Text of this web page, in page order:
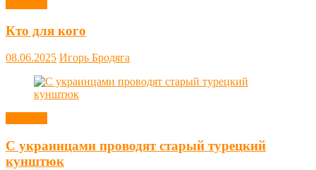
Кто для кого
08.06.2025 Игорь Бродяга
С украинцами проводят старый турецкий
кунштюк